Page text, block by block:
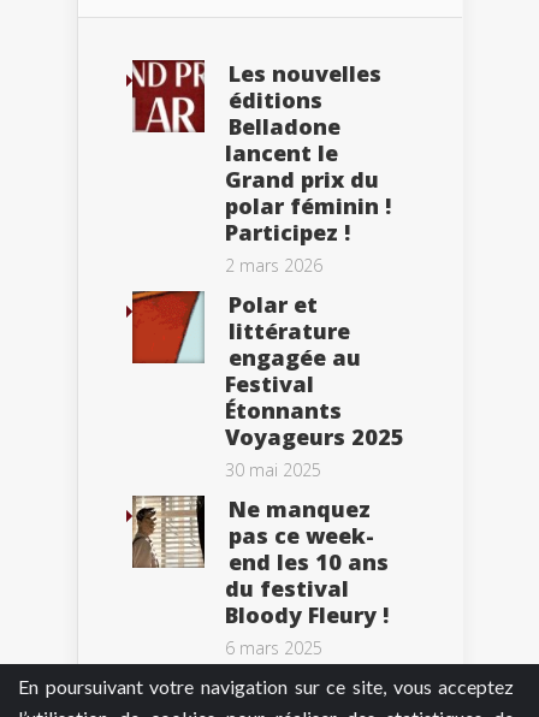
En poursuivant votre navigation sur ce site, vous acceptez
Les nouvelles
éditions
Belladone
lancent le
Grand prix du
polar féminin !
Participez !
2 mars 2026
Polar et
littérature
engagée au
Festival
Étonnants
Voyageurs 2025
30 mai 2025
Ne manquez
pas ce week-
end les 10 ans
du festival
Bloody Fleury !
6 mars 2025